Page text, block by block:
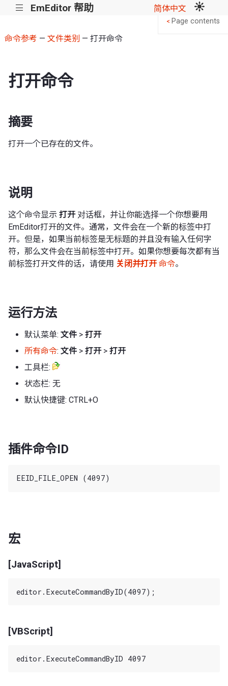
||| EmEditor 帮助 简体中文
命令参考 — 文件类别 — 打开命令
打开命令
摘要
打开一个已存在的文件。
说明
这个命令显示 打开对话框，并让你能选择一个你想要用
EmEditor打开的文件。通常，文件会在一个新的标签中打
开。但是，如果当前标签是无标题的并且没有输入任何字
符，那么文件会在当前标签中打开。如果你想要每次都有当
前标签打开文件的话，请使用 关闭并打开命令。
运行方法
默认菜单: 文件 > 打开
所有命令: 文件 > 打开> 打开
工具栏:
状态栏: 无
默认快捷键: CTRL+O
插件命令ID
宏
[JavaScript]
[VBScript]
< Page contents